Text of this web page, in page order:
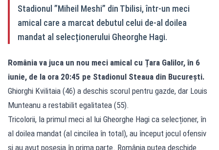
Stadionul ”Miheil Meshi” din Tbilisi, într-un meci
amical care a marcat debutul celui de-al doilea
mandat al selecționerului Gheorghe Hagi.
România va juca un nou meci amical cu Țara Galilor, în 6
iunie, de la ora 20:45 pe Stadionul Steaua din București.
Ghiorghi Kvilitaia (46) a deschis scorul pentru gazde, dar Louis
Munteanu a restabilit egalitatea (55).
Tricolorii, la primul meci al lui Gheorghe Hagi ca selecționer, în
al doilea mandat (al cincilea în total), au început jocul ofensiv
și au avut posesia în prima parte. România putea deschide